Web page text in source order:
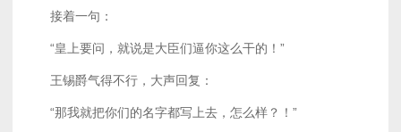
接着一句：
“皇上要问，就说是大臣们逼你这么干的！”
王锡爵气得不行，大声回复：
“那我就把你们的名字都写上去，怎么样？！”